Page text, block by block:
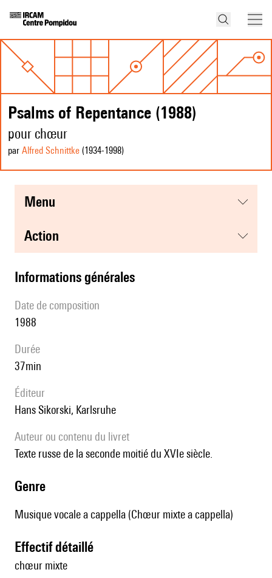
Psalms of Repentance (1988)
pour chœur
par Alfred Schnittke (1934-1998)
menu
action
informations générales
date de composition
1988
durée
37min
éditeur
Hans Sikorski, Karlsruhe
Auteur ou contenu du livret
Texte russe de la seconde moitié du XVIe siècle.
genre
Musique vocale a cappella (Chœur mixte a cappella)
effectif détaillé
chœur mixte